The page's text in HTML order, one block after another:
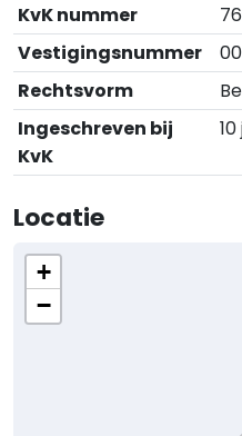
KvK nummer
Vestigingsnummer
Rechtsvorm
Ingeschreven bij
KvK
Locatie
+
−